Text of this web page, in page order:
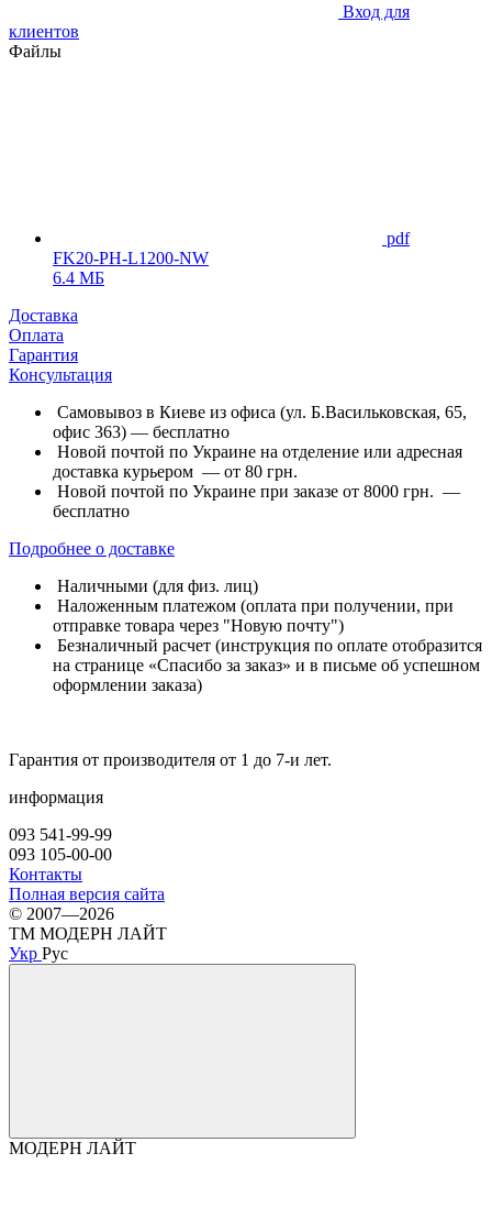
Вход для
клиентов
Файлы
pdf
FK20-PH-L1200-NW
6.4 МБ
Доставка
Оплата
Гарантия
Консультация
Самовывоз в Киеве из офиса (ул. Б.Васильковская, 65,
офис 363) — бесплатно
Новой почтой по Украине на отделение или адресная
доставка курьером — от 80 грн.
Новой почтой по Украине при заказе от 8000 грн. —
бесплатно
Подробнее о доставке
Наличными (для физ. лиц)
Наложенным платежом (оплата при получении, при
отправке товара через "Новую почту")
Безналичный расчет (инструкция по оплате отобразится
на странице «Спасибо за заказ» и в письме об успешном
оформлении заказа)
Гарантия от производителя от 1 до 7-и лет.
информация
093 541-99-99
093 105-00-00
Контакты
Полная версия сайта
© 2007—2026
ТМ МОДЕРН ЛАЙТ
Укр Рус
МОДЕРН ЛАЙТ